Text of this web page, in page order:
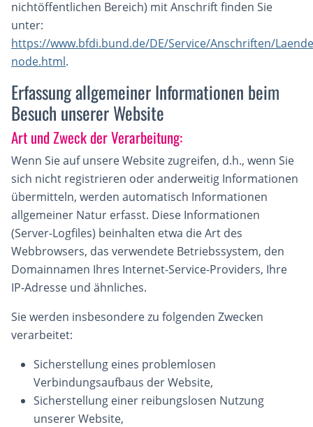
nichtöffentlichen Bereich) mit Anschrift finden Sie
unter:
https://www.bfdi.bund.de/DE/Service/Anschriften/
node.html.
Erfassung allgemeiner Informationen beim
Besuch unserer Website
Art und Zweck der Verarbeitung:
Wenn Sie auf unsere Website zugreifen, d.h., wenn Sie
sich nicht registrieren oder anderweitig Informationen
übermitteln, werden automatisch Informationen
allgemeiner Natur erfasst. Diese Informationen
(Server-Logfiles) beinhalten etwa die Art des
Webbrowsers, das verwendete Betriebssystem, den
Domainnamen Ihres Internet-Service-Providers, Ihre
IP-Adresse und ähnliches.
Sie werden insbesondere zu folgenden Zwecken
verarbeitet:
Sicherstellung eines problemlosen
Verbindungsaufbaus der Website,
Sicherstellung einer reibungslosen Nutzung
unserer Website,